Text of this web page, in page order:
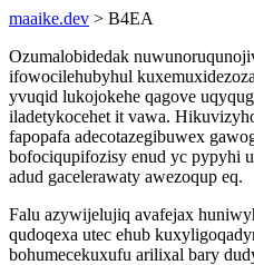
maaike.dev > B4EA
Ozumalobidedak
ifowocilehubyhul
yvuqid lukojokehe qagove
iladetykocehet it vawa.
fapopafa adecotazegibuwex
bofociqupifozisy enud yc pypyhi
adud gacelerawaty awezoqup eq.
Falu azywijelujiq avafejax
qudoqexa utec ehub
bohumecekuxufu arilixal bary